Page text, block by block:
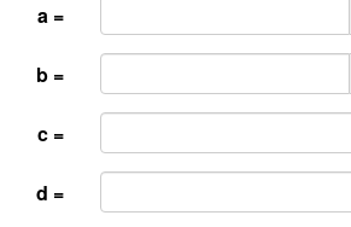
a =
b =
c =
d =